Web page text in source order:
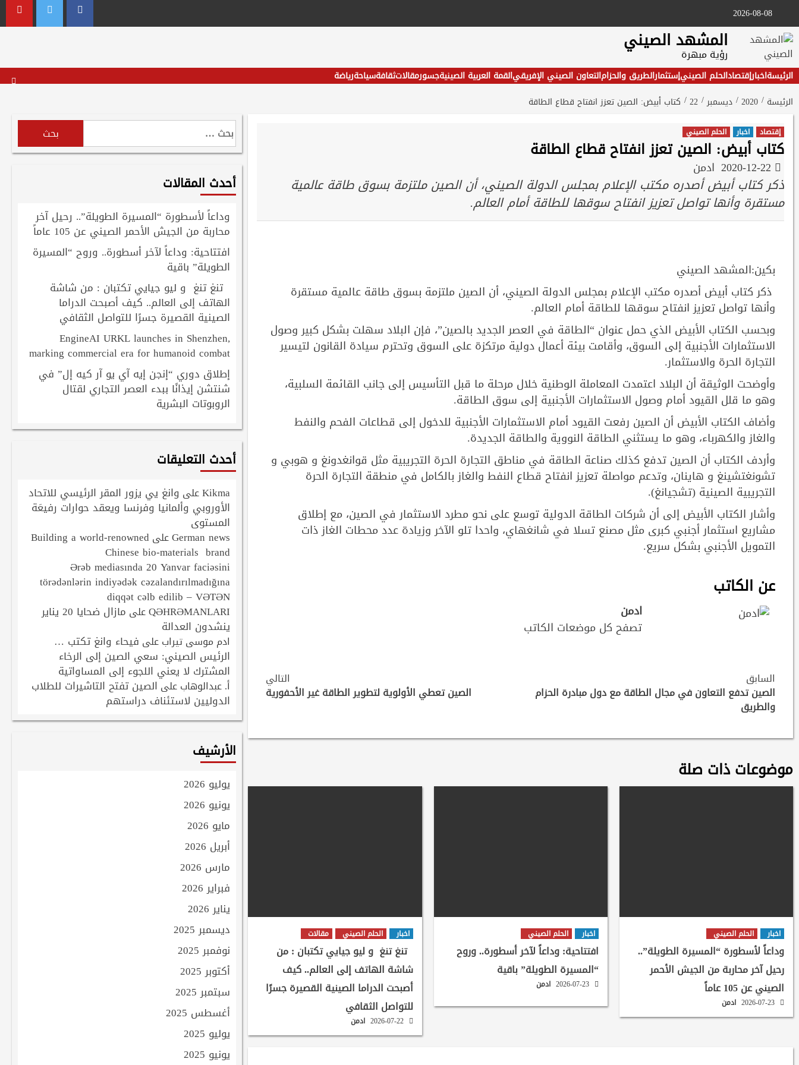
content
2026-08-08
Facebook
Twitter
المشهد الصيني
رؤية مبهرة
الرئيسةاخبارإقتصادالحلم الصينيإستثمارالطريق والحزامالتعاون الصيني الإفريقيالقمة العربية الصينيةجسورمقالاتثقافةسياحةرياضة
الرئيسة 2020 ديسمبر 22 كتاب أبيض: الصين تعزز انفتاح قطاع الطاقة
إقتصاد اخبار الحلم الصيني
كتاب أبيض: الصين تعزز انفتاح قطاع الطاقة
ادمن
ذكر كتاب أبيض أصدره مكتب الإعلام بمجلس الدولة الصيني، أن الصين ملتزمة بسوق طاقة عالمية
مستقرة وأنها تواصل تعزيز انفتاح سوقها للطاقة أمام العالم.
بكين:المشهد الصيني
ذكر كتاب أبيض أصدره مكتب الإعلام بمجلس الدولة الصيني، أن الصين ملتزمة بسوق طاقة عالمية مستقرة
وأنها تواصل تعزيز انفتاح سوقها للطاقة أمام العالم.
وبحسب الكتاب الأبيض الذي حمل عنوان “الطاقة في العصر الجديد بالصين”، فإن البلاد سهلت بشكل كبير وصول
الاستثمارات الأجنبية إلى السوق، وأقامت بيئة أعمال دولية مرتكزة على السوق وتحترم سيادة القانون لتيسير
التجارة الحرة والاستثمار.
وأوضحت الوثيقة أن البلاد اعتمدت المعاملة الوطنية خلال مرحلة ما قبل التأسيس إلى جانب القائمة السلبية،
وهو ما قلل القيود أمام وصول الاستثمارات الأجنبية إلى سوق الطاقة.
وأضاف الكتاب الأبيض أن الصين رفعت القيود أمام الاستثمارات الأجنبية للدخول إلى قطاعات الفحم والنفط
والغاز والكهرباء، وهو ما يستثني الطاقة النووية والطاقة الجديدة.
وأردف الكتاب أن الصين تدفع كذلك صناعة الطاقة في مناطق التجارة الحرة التجريبية مثل قوانغدونغ و هوبي و
تشونغتشينغ و هاينان، وتدعم مواصلة تعزيز انفتاح قطاع النفط والغاز بالكامل في منطقة التجارة الحرة
التجريبية الصينية (تشجيانغ).
وأشار الكتاب الأبيض إلى أن شركات الطاقة الدولية توسع على نحو مطرد الاستثمار في الصين، مع إطلاق
مشاريع استثمار أجنبي كبرى مثل مصنع تسلا في شانغهاي، واحدا تلو الآخر وزيادة عدد محطات الغاز ذات
التمويل الأجنبي بشكل سريع.
عن الكاتب
ادمن
تصفح كل موضعات الكاتب
Continue
Reading
السابق
الصين تدفع التعاون في مجال الطاقة مع دول مبادرة الحزام
والطريق
التالي
الصين تعطي الأولوية لتطوير الطاقة غير الأحفورية
موضوعات ذات صلة
اخبار الحلم الصيني
وداعاً لأسطورة “المسيرة الطويلة”..
رحيل آخر محاربة من الجيش الأحمر
الصيني عن 105 عاماً
ادمن
اخبار الحلم الصيني
افتتاحية: وداعاً لآخر أسطورة.. وروح
“المسيرة الطويلة” باقية
2026-07-23 ادمن
اخبار الحلم الصيني مقالات
تنغ تنغ و ليو جيايي تكتبان : من
شاشة الهاتف إلى العالم.. كيف
أصبحت الدراما الصينية القصيرة جسرًا
للتواصل الثقافي
2026-07-22 ادمن
البحث
عن:
أحدث المقالات
وداعاً لأسطورة “المسيرة الطويلة”.. رحيل آخر
محاربة من الجيش الأحمر الصيني عن 105 عاماً
افتتاحية: وداعاً لآخر أسطورة.. وروح “المسيرة
الطويلة” باقية
تنغ تنغ و ليو جيايي تكتبان : من شاشة
الهاتف إلى العالم.. كيف أصبحت الدراما
الصينية القصيرة جسرًا للتواصل الثقافي
EngineAI URKL launches in Shenzhen,
marking commercial era for humanoid combat
إطلاق دوري “إنجن إيه آي يو آر كيه إل” في
شنتشن إيذانًا ببدء العصر التجاري لقتال
الروبوتات البشرية
أحدث التعليقات
Kikmaعلى وانغ يي يزور المقر الرئيسي للاتحاد
الأوروبي وألمانيا وفرنسا ويعقد حوارات رفيعَة
المستوى
German newsعلى Building a world-renowned
Chinese bio-materials brand
Ərəb mediasında 20 Yanvar faciəsini
törədənlərin indiyədək cəzalandırılmadığına
diqqət cəlb edilib – VƏTƏN
QƏHRƏMANLARIعلى مازال ضحايا 20 يناير
ينشدون العدالة
ادم موسى تيرابعلى فيحاء وانغ تكتب …
الرئيس الصيني: سعي الصين إلى الرخاء
المشترك لا يعني اللجوء إلى المساواتية
أ. عبدالوهابعلى الصين تفتح التاشيرات للطلاب
الدوليين لاستئناف دراستهم
الأرشيف
يوليو 2026
يونيو 2026
مايو 2026
أبريل 2026
مارس 2026
فبراير 2026
يناير 2026
ديسمبر 2025
نوفمبر 2025
أكتوبر 2025
سبتمبر 2025
أغسطس 2025
يوليو 2025
يونيو 2025